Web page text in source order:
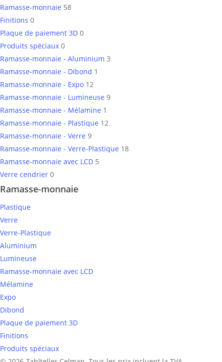
Ramasse-monnaie 58
Finitions 0
Plaque de paiement 3D 0
Produits spéciaux 0
Ramasse-monnaie - Aluminium 3
Ramasse-monnaie - Dibond 1
Ramasse-monnaie - Expo 12
Ramasse-monnaie - Lumineuse 9
Ramasse-monnaie - Mélamine 1
Ramasse-monnaie - Plastique 12
Ramasse-monnaie - Verre 9
Ramasse-monnaie - Verre-Plastique 18
Ramasse-monnaie avec LCD 5
Verre cendrier 0
Ramasse-monnaie
Plastique
Verre
Verre-Plastique
Aluminium
Lumineuse
Ramasse-monnaie avec LCD
Mélamine
Expo
Dibond
Plaque de paiement 3D
Finitions
Produits spéciaux